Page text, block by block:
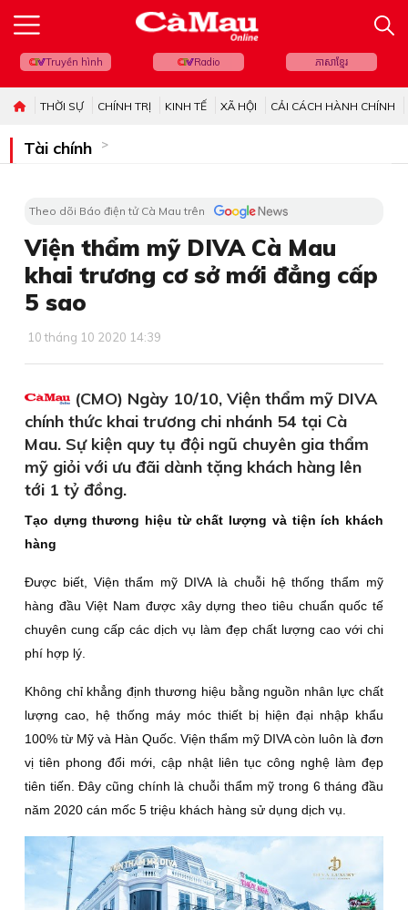
Truyền hình Radio ភាសាខ្មែរ
THỜI SỰ CHÍNH TRỊ KINH TẾ XÃ HỘI CẢI CÁCH HÀNH CHÍNH
Tài chính
Theo dõi Báo điện tử Cà Mau trên
Viện thẩm mỹ DIVA Cà Mau
khai trương cơ sở mới đẳng cấp
5 sao
10 tháng 10 2020 14:39
(CMO) Ngày 10/10, Viện thẩm mỹ DIVA
chính thức khai trương chi nhánh 54 tại Cà
Mau. Sự kiện quy tụ đội ngũ chuyên gia thẩm
mỹ giỏi với ưu đãi dành tặng khách hàng lên
tới 1 tỷ đồng.
Tạo dựng thương hiệu từ chất lượng và tiện ích khách
hàng
Được biết, Viện thẩm mỹ DIVA là chuỗi hệ thống thẩm mỹ
hàng đầu Việt Nam được xây dựng theo tiêu chuẩn quốc tế
chuyên cung cấp các dịch vụ làm đẹp chất lượng cao với chi
phí hợp lý.
Không chỉ khẳng định thương hiệu bằng nguồn nhân lực chất
lượng cao, hệ thống máy móc thiết bị hiện đại nhập khẩu
100% từ Mỹ và Hàn Quốc. Viện thẩm mỹ DIVA còn luôn là đơn
vị tiên phong đổi mới, cập nhật liên tục công nghệ làm đẹp
tiên tiến. Đây cũng chính là chuỗi thẩm mỹ trong 6 tháng đầu
năm 2020 cán mốc 5 triệu khách hàng sử dụng dịch vụ.